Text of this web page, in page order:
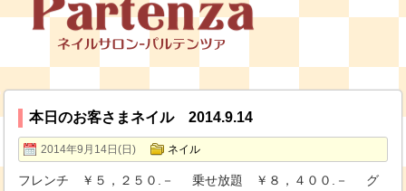
本日のお客さまネイル 2014.9.14
2014年9月14日(日) ネイル
フレンチ ￥５，２５０.－ 乗せ放題 ￥８，４００.－ グ